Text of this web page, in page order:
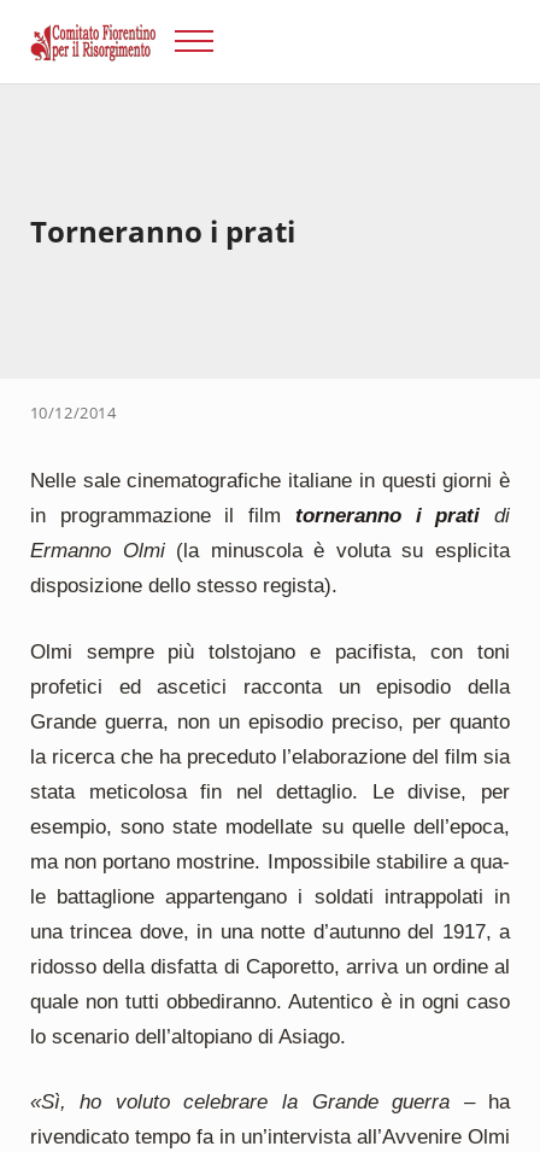
Risorgimento Firenze
Menu
Torneranno i prati
10/12/2014
Nelle sale cinematografiche italiane in questi giorni è
in programmazione il film torneranno i pratidi
Ermanno Olmi(la minuscola è voluta su esplicita
disposizione dello stesso regista).
Olmi sempre più tolstojano e pacifista, con toni
profetici ed ascetici racconta un episodio della
Grande guerra, non un episodio preciso, per quanto
la ricerca che ha precedu­to l’elaborazione del film sia
stata me­ticolosa fin nel dettaglio. Le divise, per
esempio, sono state modellate su quelle dell’epoca,
ma non portano mostrine. Impossibile stabilire a qua­
le battaglione appartengano i soldati intrappolati in
una trincea dove, in u­na notte d’autunno del 1917, a
ridos­so della disfatta di Caporetto, arriva un ordine al
quale non tutti obbedi­ranno. Autentico è in ogni caso
lo scenario dell’altopiano di Asiago.
«Sì, ho voluto celebrare la Grande guerra –
ha
rivendicato tempo fa in un’intervista all’Avvenire Olmi